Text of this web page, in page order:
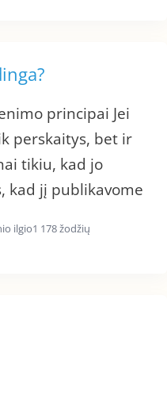
principai Jei
perskaitys, bet ir
tikiu, kad jo
kad jį publikavome
ilgio1 178 žodžių